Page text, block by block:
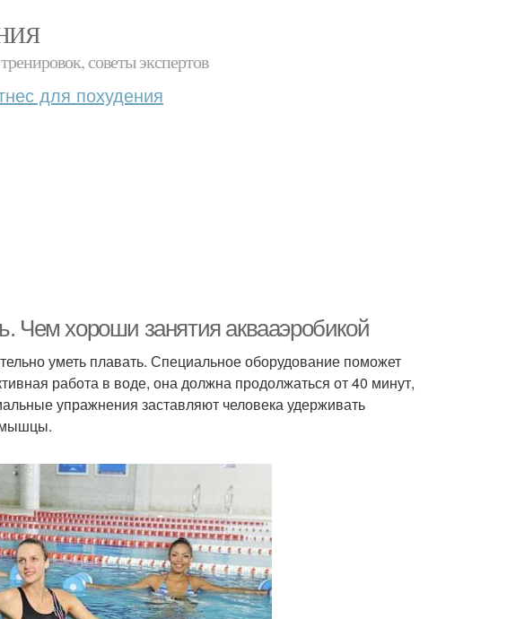
советы экспертов
для похудения
Чем хороши занятия аквааэробикой
уметь плавать. Специальное оборудование поможет
работа в воде, она должна продолжаться от 40 минут,
упражнения заставляют человека удерживать
мышцы.